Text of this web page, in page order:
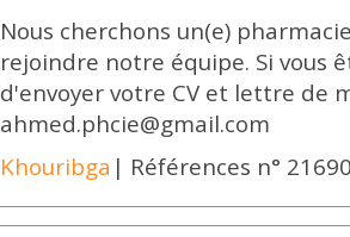
Nous cherchons un(e)
rejoindre notre équipe. Si vous
d'envoyer votre CV et lettre de
ahmed.phcie@gmail.com
Khouribga | Références n°